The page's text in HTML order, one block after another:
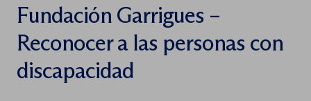
Fundación Garrigues –
Reconocer a las personas con
discapacidad